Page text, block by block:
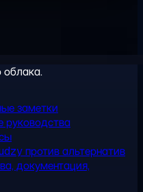
облака.
заметки
руководства
против альтернатив
документация,